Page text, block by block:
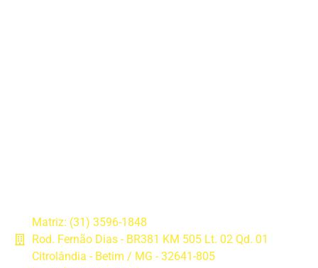
Matriz: (31) 3596-1848
Rod. Fernão Dias - BR381 KM 505 Lt. 02 Qd. 01
Citrolândia - Betim / MG - 32641-805